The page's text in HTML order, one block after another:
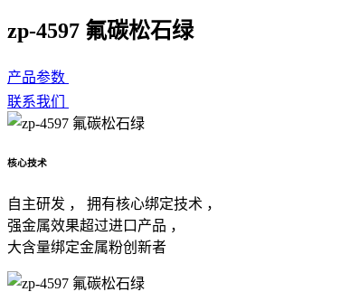
zp-4597 氟碳松石绿
产品参数
联系我们
核心技术
自主研发 ， 拥有核心绑定技术 ，
强金属效果超过进口产品 ，
大含量绑定金属粉创新者